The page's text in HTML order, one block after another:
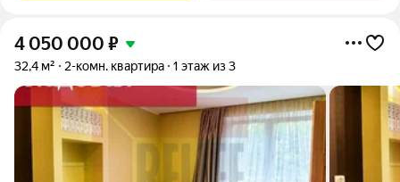
4 050 000 ₽
32,4 м² 2-комн. квартира 1 этаж из 3